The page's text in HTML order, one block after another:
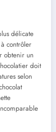
délicate
contrôler
obtenir un
doit
selon